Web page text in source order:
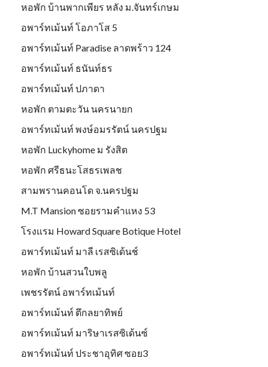
หอพัก บ้านพากเพียร หลัง ม.จันทร์เกษม
อพาร์ทเม้นท์ โอภาโส 5
อพาร์ทเม้นท์ Paradise ลาดพร้าว 124
อพาร์ทเม้นท์ ธนันท์ธร
อพาร์ทเม้นท์ ปภาดา
หอพัก ตามตะวัน นครนายก
อพาร์ทเม้นท์ พงษ์อมรรัตน์ นครปฐม
หอพัก Luckyhome ม รังสิต
หอพัก ศรีธนะโสธรเพลช
สามพรานคอนโด จ.นครปฐม
M.T Mansion ซอยรามคำแหง 53
โรงแรม Howard Square Botique Hotel
อพาร์ทเม้นท์ มาลี เรสซิเด้นช์
หอพัก บ้านสวนใบพลู
เพชรรัตน์ อพาร์ทเม้นท์
อพาร์ทเม้นท์ ตึกลยาทิพย์
อพาร์ทเม้นท์ มาริษาเรสซิเด้นซ์
อพาร์ทเม้นท์ ประชาอุทิศ ซอย3